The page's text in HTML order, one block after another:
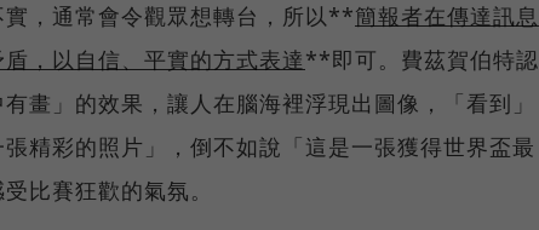
，通常會令觀眾想轉台，所以**簡報者在傳達訊息
，以自信、平實的方式表達**即可。費茲賀伯特認
畫」的效果，讓人在腦海裡浮現出圖像，「看到」
精彩的照片」，倒不如說「這是一張獲得世界盃最
比賽狂歡的氣氛。